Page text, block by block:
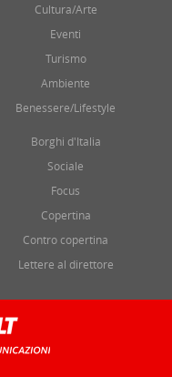
Cultura/Arte
Eventi
Turismo
Ambiente
Benessere/Lifestyle
Borghi d'Italia
Sociale
Focus
Copertina
Contro copertina
Lettere al direttore